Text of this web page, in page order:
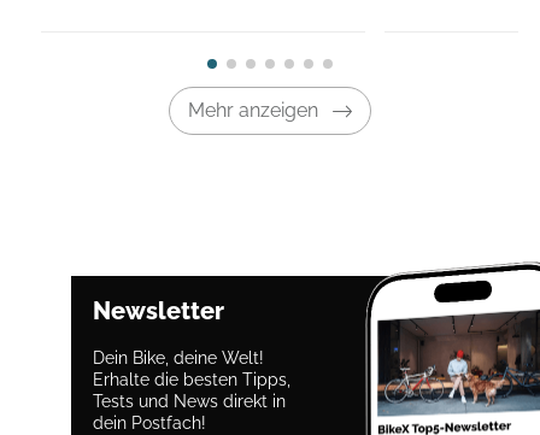
Mehr anzeigen
Newsletter
Dein Bike, deine Welt!
Erhalte die besten Tipps,
Tests und News direkt in
dein Postfach!